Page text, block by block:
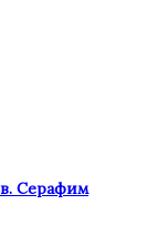
Серафим